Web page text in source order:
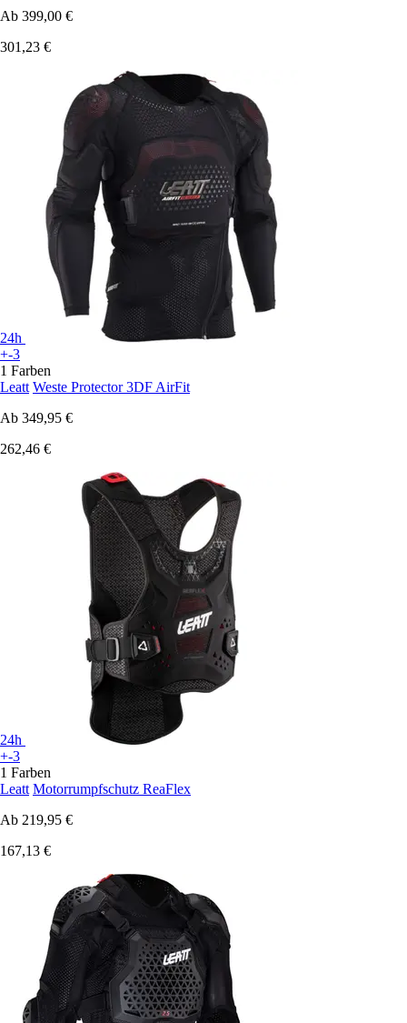
Ab 399,00 €
301,23 €
24h
+-3
1 Farben
Leatt Weste Protector 3DF AirFit
Ab 349,95 €
262,46 €
24h
+-3
1 Farben
Leatt Motorrumpfschutz ReaFlex
Ab 219,95 €
167,13 €